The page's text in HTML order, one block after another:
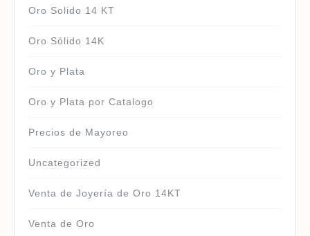
Oro Solido 14 KT
Oro Sólido 14K
Oro y Plata
Oro y Plata por Catalogo
Precios de Mayoreo
Uncategorized
Venta de Joyería de Oro 14KT
Venta de Oro